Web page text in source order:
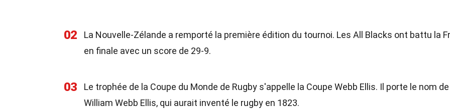
02
La Nouvelle-Zélande a remporté la première édition du tournoi. Les All Blacks ont battu la
en finale avec un score de 29-9.
03
Le trophée de la Coupe du Monde de Rugby s'appelle la Coupe Webb Ellis. Il porte le nom de
William Webb Ellis, qui aurait inventé le rugby en 1823.